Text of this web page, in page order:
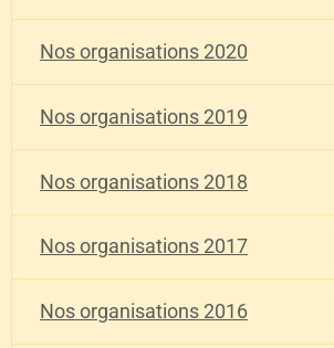
Nos organisations 2020
Nos organisations 2019
Nos organisations 2018
Nos organisations 2017
Nos organisations 2016